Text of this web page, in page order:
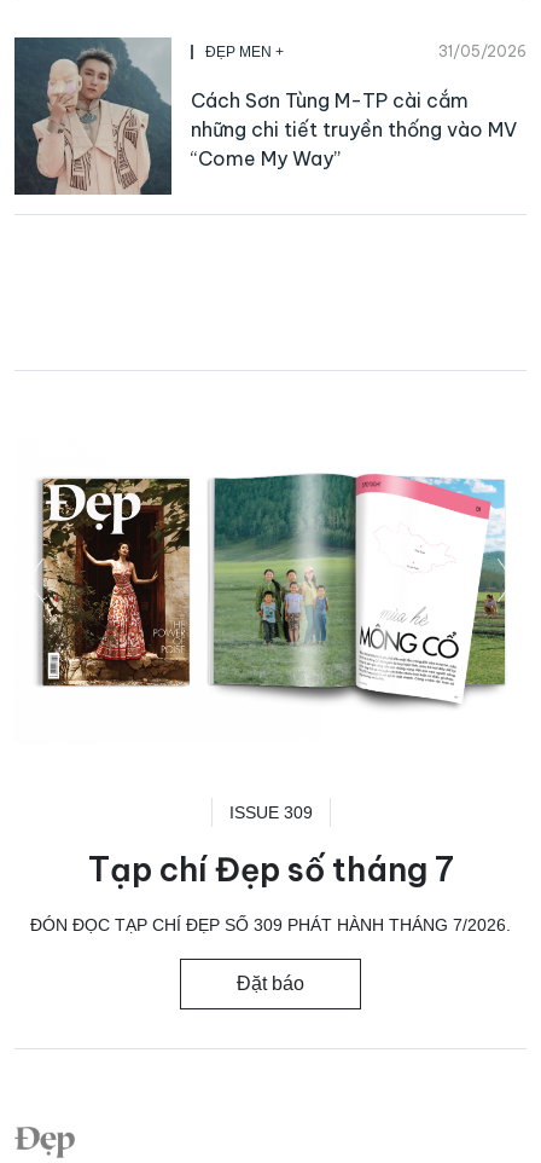
ĐẸP MEN + 31/05/2026
Cách Sơn Tùng M-TP cài cắm
những chi tiết truyền thống vào MV
“Come My Way”
ISSUE 309
Tạp chí Đẹp số tháng 7
ĐÓN ĐỌC TẠP CHÍ ĐẸP SỐ 309 PHÁT HÀNH THÁNG 7/2026.
Đặt báo